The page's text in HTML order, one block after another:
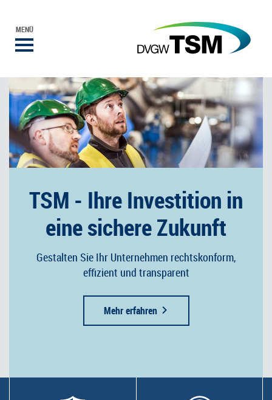
MENÜ
TSM - Ihre Investition in
eine sichere Zukunft
Gestalten Sie Ihr Unternehmen rechtskonform,
effizient und transparent
Mehr erfahren